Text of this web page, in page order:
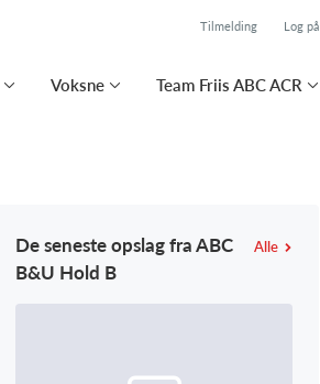
Tilmelding Log på
Voksne Team Friis ABC ACR
De seneste opslag fra ABC
B&U Hold B
Alle